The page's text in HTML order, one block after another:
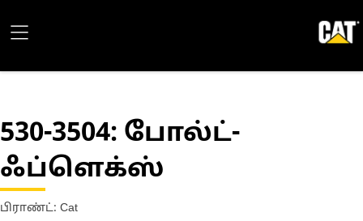
530-3504: போல்ட்-
ஃப்ளெக்ஸ்
பிராண்ட்: Cat